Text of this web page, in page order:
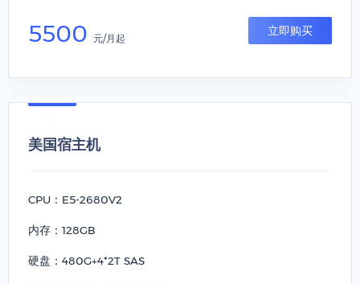
5500 元/月起
立即购买
美国宿主机
CPU：E5-2680V2
内存：128GB
硬盘：480G+4*2T SAS